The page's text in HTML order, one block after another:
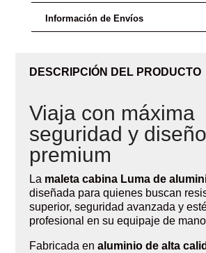
Información de Envíos
DESCRIPCIÓN DEL PRODUCTO
Viaja con máxima
seguridad y diseño
premium
La maleta cabina Luma de
diseñada para quienes buscan
superior, seguridad avanzada y
profesional en su equipaje de
Fabricada enaluminio de alta